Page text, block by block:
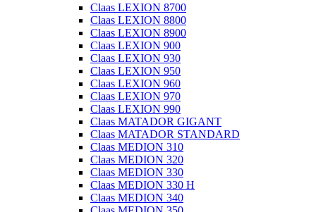
Claas LEXION 8700
Claas LEXION 8800
Claas LEXION 8900
Claas LEXION 900
Claas LEXION 930
Claas LEXION 950
Claas LEXION 960
Claas LEXION 970
Claas LEXION 990
Claas MATADOR GIGANT
Claas MATADOR STANDARD
Claas MEDION 310
Claas MEDION 320
Claas MEDION 330
Claas MEDION 330 H
Claas MEDION 340